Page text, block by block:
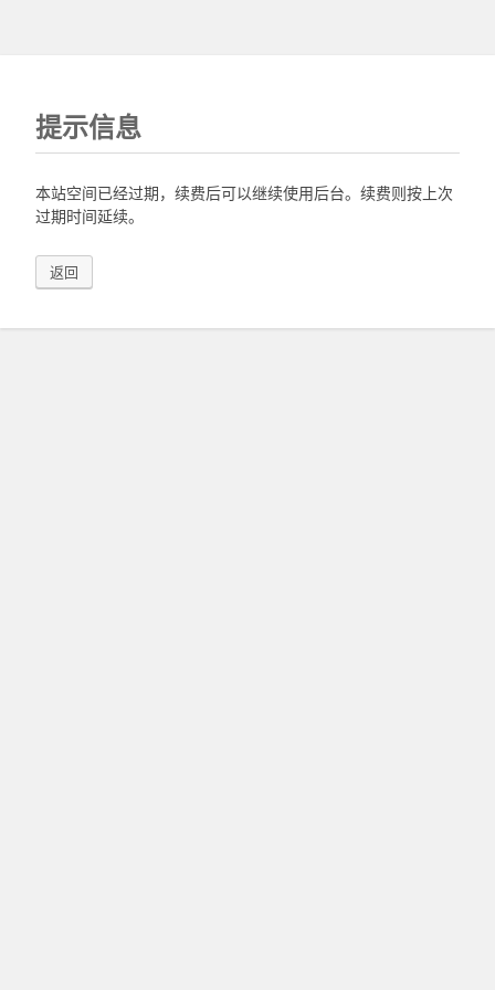
提示信息
本站空间已经过期，续费后可以继续使用后台。续费则按上次
过期时间延续。
返回